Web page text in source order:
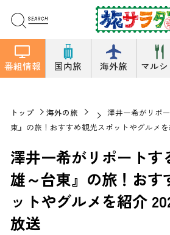
番組情報 国内旅 海外旅 マルシ
トップ 海外の旅
澤井一希がリポ
東』の旅！おすすめ観光スポットやグルメを
澤井一希がリポートす
雄～台東』の旅！おす
ットやグルメを紹介
放送